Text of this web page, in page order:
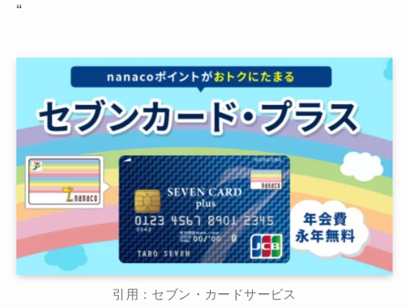
“
引用：セブン・カードサービス